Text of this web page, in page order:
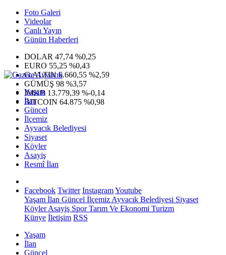
Foto Galeri
Videolar
Canlı Yayın
Günün Haberleri
DOLAR 47,74 %0,25
EURO 55,25 %0,43
G.ALTIN6.660,55 %2,59
GÜMÜŞ 98 %3,57
IMKB 13.779,39 %-0,14
BITCOIN 64.875 %0,98
Yaşam
İlan
Güncel
İlçemiz
Ayvacık Belediyesi
Siyaset
Köyler
Asayiş
Resmî İlan
Facebook Twitter InstagramYoutube
Yaşam İlan Güncel İlçemiz Ayvacık Belediyesi Siyaset
KöylerAsayiş SporTarım Ve Ekonomi Turizm
Künye İletişim RSS
Yaşam
İlan
Güncel